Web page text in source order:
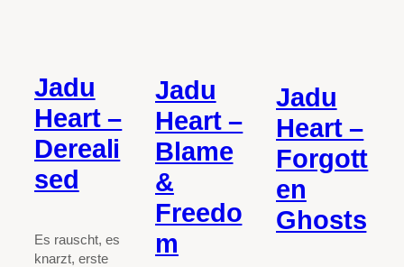
Jadu
Heart –
Dereali
sed
Es rauscht, es
knarzt, erste
Jadu
Heart –
Blame
&
Freedo
m
Jadu
Heart –
Forgott
en
Ghosts